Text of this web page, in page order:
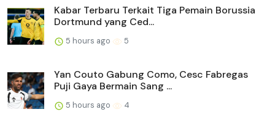
Kabar Terbaru Terkait Tiga Pemain Borussia
Dortmund yang Ced...
5 hours ago 5
Yan Couto Gabung Como, Cesc Fabregas
Puji Gaya Bermain Sang ...
5 hours ago 4